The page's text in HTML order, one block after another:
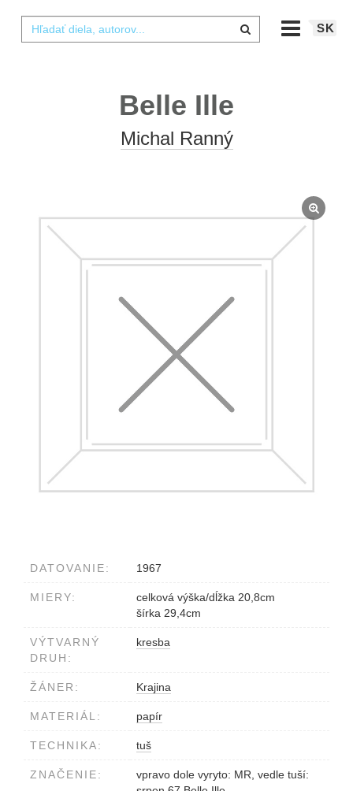
SK
Belle Ille
Michal Ranný
DATOVANIE: 1967
MIERY:
celková výška/dĺžka 20,8cm
šírka 29,4cm
VÝTVARNÝ
DRUH:
kresba
ŽÁNER: Krajina
MATERIÁL: papír
TECHNIKA: tuš
ZNAČENIE:
vpravo dole vyryto: MR, vedle tuší: